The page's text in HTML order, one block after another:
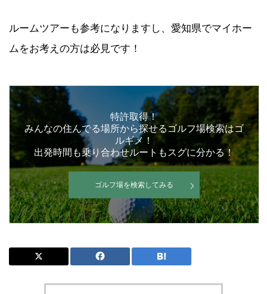
ルームツアーも参考になりますし、愛知県でマイホー
ムをお考えの方は必見です！
特許取得！
みんなの住んでる場所から探せるゴルフ場検索はゴ
ルギメ！
出発時間も乗り合わせルートもスグに分かる！
ゴルフ場を検索してみる